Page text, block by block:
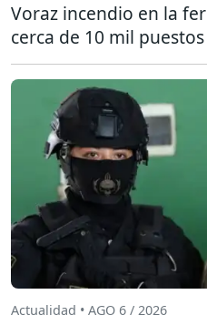
Voraz incendio en la
cerca de 10 mil
Actualidad • AGO 6 / 2026